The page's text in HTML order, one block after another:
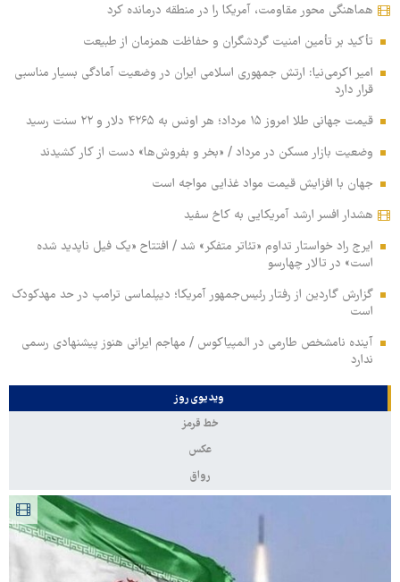
هماهنگی محور مقاومت، آمریکا را در منطقه درمانده کرد
تأکید بر تأمین امنیت گردشگران و حفاظت همزمان از طبیعت
امیر اکرمی‌نیا: ارتش جمهوری اسلامی ایران در وضعیت آمادگی بسیار مناسبی
قرار دارد
قیمت جهانی طلا امروز ۱۵ مرداد؛ هر اونس به ۴۲۶۵ دلار و ۲۲ سنت رسید
وضعیت بازار مسکن در مرداد / «بخر و بفروش‌ها» دست از کار کشیدند
جهان با افزایش قیمت مواد غذایی مواجه است
هشدار افسر ارشد آمریکایی به کاخ سفید
ایرج راد خواستار تداوم «تئاتر متفکر» شد / افتتاح «یک فیل ناپدید شده
است» در تالار چهارسو
گزارش گاردین از رفتار رئیس‌جمهور آمریکا؛ دیپلماسی ترامپ در حد مهدکودک
است
آینده نامشخص طارمی در المپیاکوس / مهاجم ایرانی هنوز پیشنهادی رسمی
ندارد
ویدیوی روز
خط قرمز
عکس
رواق